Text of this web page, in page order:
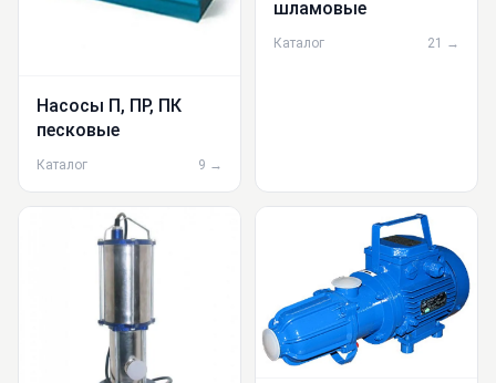
Насосы П, ПР, ПК
песковые
Каталог 9 →
шламовые
Каталог 21 →